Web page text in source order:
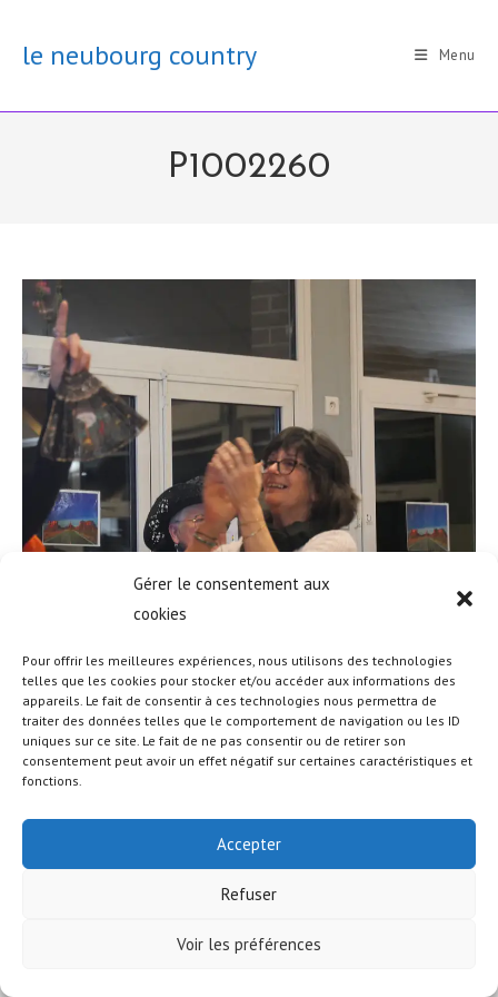
Gérer le consentement aux
cookies
Pour offrir les meilleures expériences, nous utilisons des technologies
telles que les cookies pour stocker et/ou accéder aux informations des
appareils. Le fait de consentir à ces technologies nous permettra de
traiter des données telles que le comportement de navigation ou les ID
uniques sur ce site. Le fait de ne pas consentir ou de retirer son
consentement peut avoir un effet négatif sur certaines caractéristiques et
fonctions.
Accepter
Refuser
Voir les préférences
contentle neubourg country Menu
P1002260
© COPYRIGHT - OCEANWP THEME BY NICK